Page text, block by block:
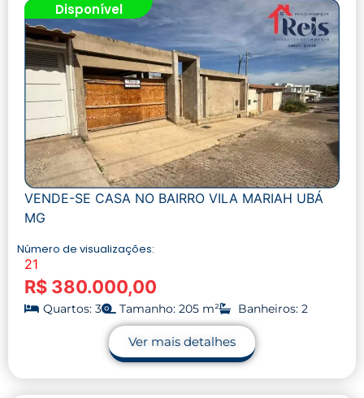
Disponível
VENDE-SE CASA NO BAIRRO VILA MARIAH UBÁ
MG
Número de visualizações:
21
R$ 380.000,00
Quartos: 3 Tamanho: 205 m² Banheiros: 2
Ver mais detalhes